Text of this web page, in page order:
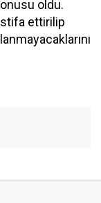
oldu.
ettirilip